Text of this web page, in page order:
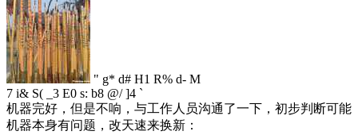
" g* d# H1 R% d- M
7 i& S( _3 E0 s: b8 @/ ]4 `
机器完好，但是不响，与工作人员沟通了一下，初步判断可能
机器本身有问题，改天速来换新：